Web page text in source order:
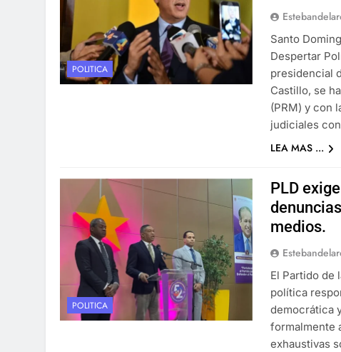
POLITICA
Santo
Despertar
presidencial
Castillo, se
(PRM) y con
judiciales
LEA MAS ...
POLITICA
PLD
medios.
El Partido de
política
democrática
formalmente
exhaustivas